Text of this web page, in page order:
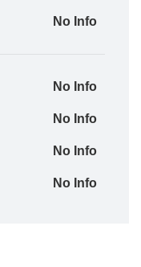
No Info
No Info
No Info
No Info
No Info